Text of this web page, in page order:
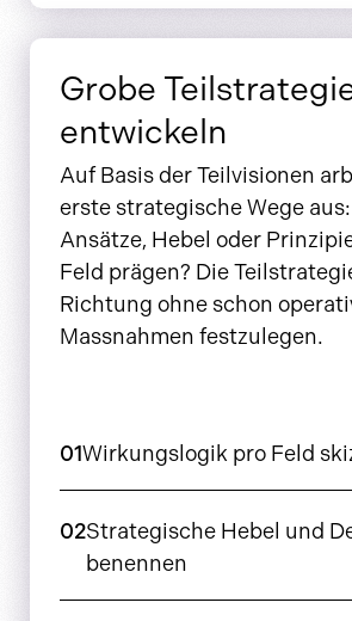
Grobe
entwickeln
Auf Basis der Teilvisionen
erste strategische Wege
Ansätze, Hebel oder
Feld prägen? Die
Richtung ohne schon
Massnahmen festzulegen.
01Wirkungslogik pro Feld
02Strategische Hebel und
benennen